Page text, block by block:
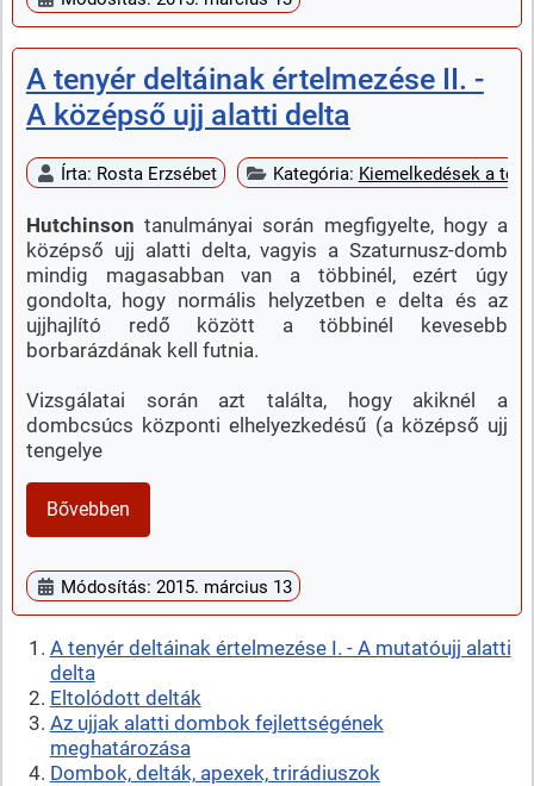
A tenyér deltáinak értelmezése II. -
A középső ujj alatti delta
Írta: Rosta Erzsébet Kategória: Kiemelkedések a
Hutchinson tanulmányai során megfigyelte, hogy a
középső ujj alatti delta, vagyis a Szaturnusz-domb
mindig magasabban van a többinél, ezért úgy
gondolta, hogy normális helyzetben e delta és az
ujjhajlító redő között a többinél kevesebb
borbarázdának kell futnia.
Vizsgálatai során azt találta, hogy akiknél a
dombcsúcs központi elhelyezkedésű (a középső ujj
tengelye
Bővebben
Módosítás: 2015. március 13
A tenyér deltáinak értelmezése I. - A mutatóujj alatti
delta
Eltolódott delták
Az ujjak alatti dombok fejlettségének
meghatározása
Dombok, delták, apexek, trirádiuszok